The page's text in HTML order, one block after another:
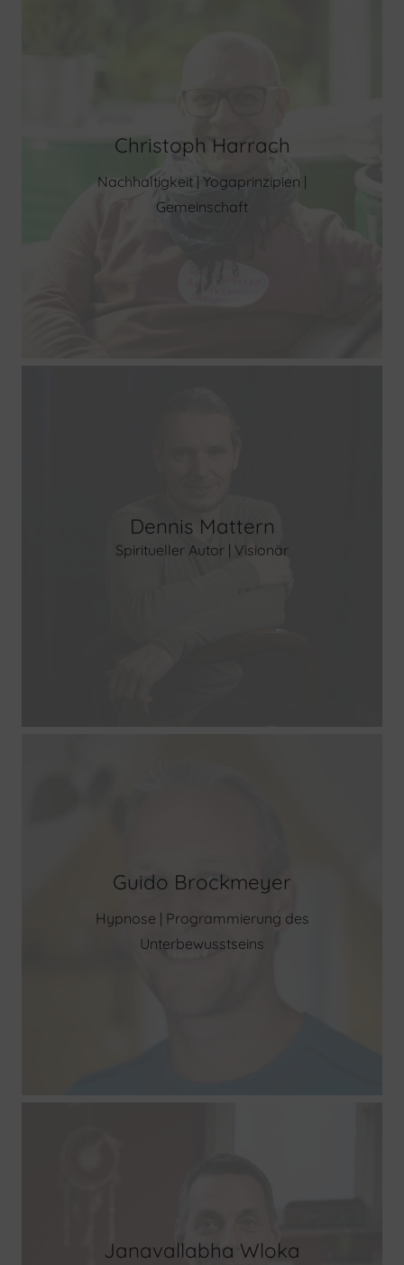
Christoph Harrach
Nachhaltigkeit | Yogaprinzipien |
Gemeinschaft
Dennis Mattern
Spiritueller Autor | Visionär
Guido Brockmeyer
Hypnose | Programmierung des
Unterbewusstseins
Janavallabha Wloka